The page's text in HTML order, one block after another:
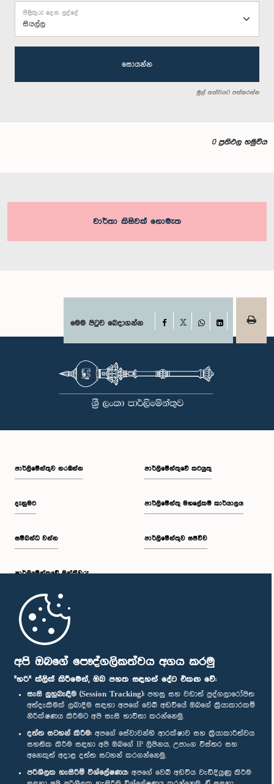
අපි ඔබගේ පෞද්ගලිකත්වය අගය කරමු
"හරි" ක්ලික් කිරීමෙන්, ඔබ පහත සඳහන් දේට එකඟ වේ:
සැසි ලුහුබැඳීම (Session Tracking): පහසු සහ වඩාත් පුද්ගලාරෝපිත
අත්දැකීමක් ලබාදීම සඳහා අපගේ වෙබ් අඩවියේ ඔබගේ ක්‍රියාකාරකම්
නිරීක්ෂණය කිරීමට අපි සැසි භාවිතා කරන්නෙමු.
දත්ත සටහන් කිරීම: අපගේ සේවාවන්හි ආරක්ෂාව සහ ක්‍රියාකාරීත්වය
සහතික කිරීම සඳහා අපි ඔබගේ IP ලිපිනය, උපාංග විස්තර සහ
අනෙකුත් අදාළ දත්ත සටහන් කරගන්නෙමු.
පරිශීලක හැසිරීම් විශ්ලේෂණය: අපගේ වෙබ් අඩවිය වැඩිදියුණු කිරීම
සියල්ල
පිළිතුරු දෙන ලද්දේ
සොයන්න
මුල් තත්වයට පත්කරන්න
0 ප්‍රතිඵල හමුවිය
වාර්තා කිසිවක් නොමැත
මෙම පිටුව බෙදාගන්න Facebook
WhatsAppLinkedIn
පාර්ලි‌මේන්තුව නරඹන්න
දැනුමට
සම්බන්ධ වන්න
පාර්ලි‌මේන්තුවේ මන්ත්‍රීවරු
මුල් පිටුව
පාර්ලිමේන්තුවේ කටයුතු
පාර්ලිමේන්තු මහලේකම් කාර්යාලය
පාර්ලිමේන්තුව සජීවීව
පාර්ලිමේන්තු ජංගම යෙදුම
අප හා සම්බන්ධ වී සිටින්න :
සම්මාන